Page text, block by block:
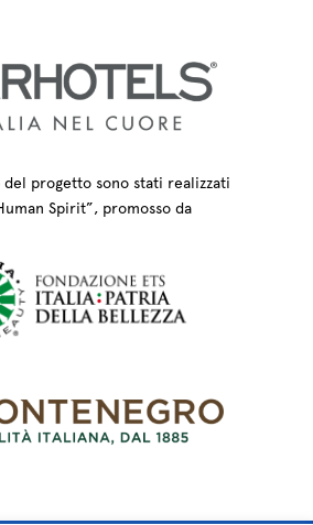
progetto sono stati realizzati
Spirit”, promosso da